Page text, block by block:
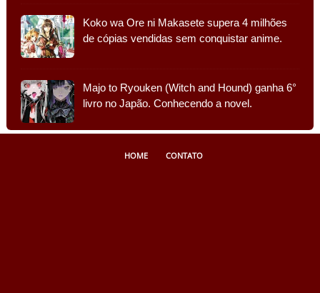
Koko wa Ore ni Makasete supera 4 milhões
de cópias vendidas sem conquistar anime.
Majo to Ryouken (Witch and Hound) ganha 6°
livro no Japão. Conhecendo a novel.
HOME CONTATO